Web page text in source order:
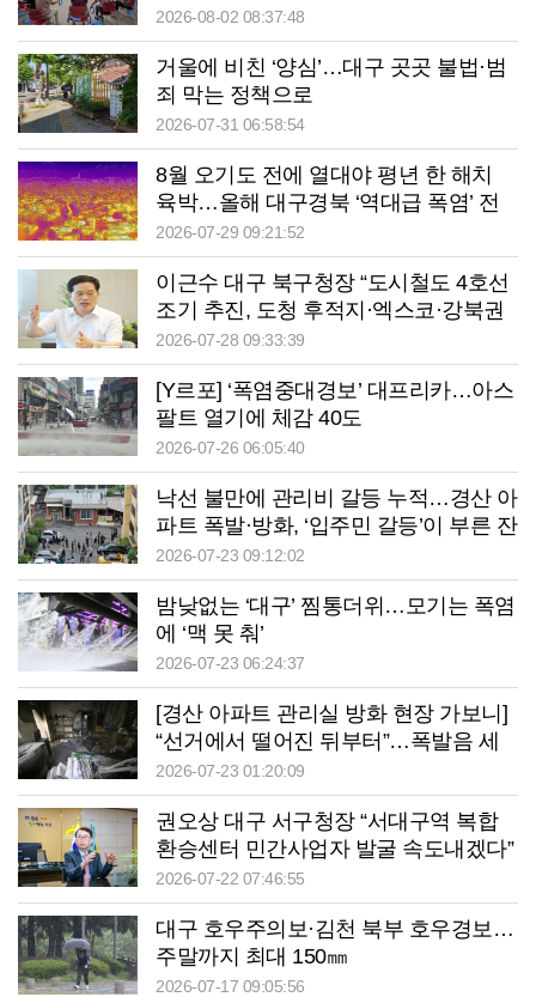
서구보건소 ‘통합 건강관리’ 고삐
2026-08-02 08:37:48
거울에 비친 ‘양심’…대구 곳곳 불법·범
죄 막는 정책으로
2026-07-31 06:58:54
8월 오기도 전에 열대야 평년 한 해치
육박…올해 대구경북 ‘역대급 폭염’ 전
망
2026-07-29 09:21:52
이근수 대구 북구청장 “도시철도 4호선
조기 추진, 도청 후적지·엑스코·강북권
잇겠다”
2026-07-28 09:33:39
[Y르포] ‘폭염중대경보’ 대프리카…아스
팔트 열기에 체감 40도
2026-07-26 06:05:40
낙선 불만에 관리비 갈등 누적…경산 아
파트 폭발·방화, ‘입주민 갈등’이 부른 잔
혹사인가
2026-07-23 09:12:02
밤낮없는 ‘대구’ 찜통더위…모기는 폭염
에 ‘맥 못 춰’
2026-07-23 06:24:37
[경산 아파트 관리실 방화 현장 가보니]
“선거에서 떨어진 뒤부터”…폭발음 세
번 뒤 주민들 소화기·수건 들고 진화
2026-07-23 01:20:09
권오상 대구 서구청장 “서대구역 복합
환승센터 민간사업자 발굴 속도내겠다”
2026-07-22 07:46:55
대구 호우주의보·김천 북부 호우경보…
주말까지 최대 150㎜
2026-07-17 09:05:56